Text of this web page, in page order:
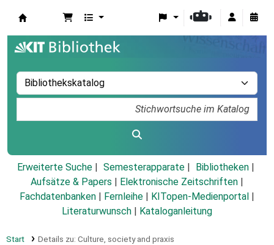
Erweiterte Suche Semesterapparate
Bibliotheken
Aufsätze & Papers
Elektronische Zeitschriften
Fachdatenbanken
Fernleihe KITopen-Medienportal
Literaturwunsch
Kataloganleitung
Start Details zu: Culture, society and praxis